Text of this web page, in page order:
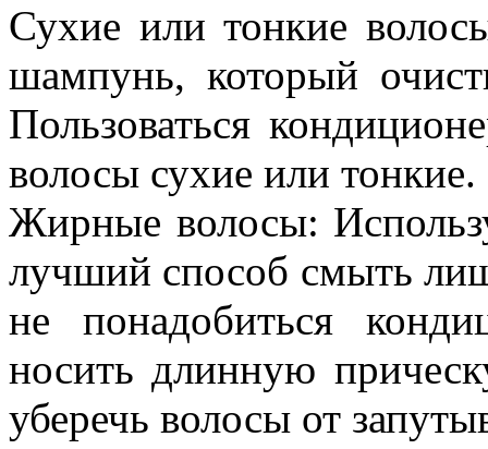
Сухие или тонкие
шампунь, который
Пользоваться
волосы сухие или тонкие.
Жирные волосы:
лучший способ смыть
не понадобиться
носить длинную
уберечь волосы от